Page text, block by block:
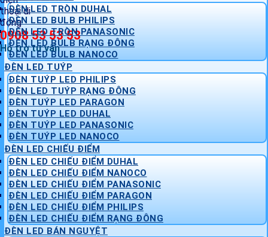
0908 53 53 53
Hỗ trợ tư vấn
ĐÈN LED TRÒN DUHAL
ĐÈN LED BULB PHILIPS
ĐÈN LED TRÒN PANASONIC
ĐÈN LED BULB RẠNG ĐÔNG
ĐÈN LED BULB NANOCO
ĐÈN LED TUÝP
ĐÈN TUÝP LED PHILIPS
ĐÈN LED TUÝP RẠNG ĐÔNG
ĐÈN TUÝP LED PARAGON
ĐÈN TUÝP LED DUHAL
ĐÈN TUÝP LED PANASONIC
ĐÈN TUÝP LED NANOCO
ĐÈN LED CHIẾU ĐIỂM
ĐÈN LED CHIẾU ĐIỂM DUHAL
ĐÈN LED CHIẾU ĐIỂM NANOCO
ĐÈN LED CHIẾU ĐIỂM PANASONIC
ĐÈN LED CHIẾU ĐIỂM PARAGON
ĐÈN LED CHIẾU ĐIỂM PHILIPS
ĐÈN LED CHIẾU ĐIỂM RẠNG ĐÔNG
ĐÈN LED BÁN NGUYỆT